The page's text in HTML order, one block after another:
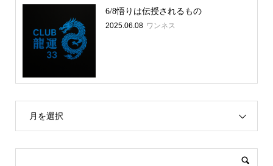
6/8悟りは伝授されるもの
2025.06.08 ワンネス
月を選択